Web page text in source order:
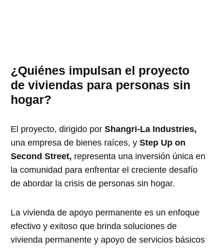
¿Quiénes impulsan el proyecto
de viviendas para personas sin
hogar?
El proyecto, dirigido porShangri-La Industries,
una empresa de bienes raíces, y Step Up on
Second Street, representa una inversión única en
la comunidad para enfrentar el creciente desafío
de abordar la crisis de personas sin hogar.
La vivienda de apoyo permanente es un enfoque
efectivo y exitoso que brinda soluciones de
vivienda permanente y apoyo de servicios básicos